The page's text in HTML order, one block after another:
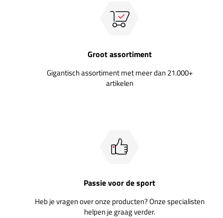
Groot assortiment
Gigantisch assortiment met meer dan 21.000+
artikelen
Passie voor de sport
Heb je vragen over onze producten? Onze specialisten
helpen je graag verder.